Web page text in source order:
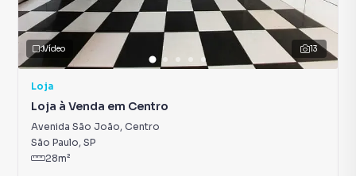
13
Vídeo
Loja
Loja à Venda em Centro
Avenida São João, Centro
São Paulo, SP
28m²